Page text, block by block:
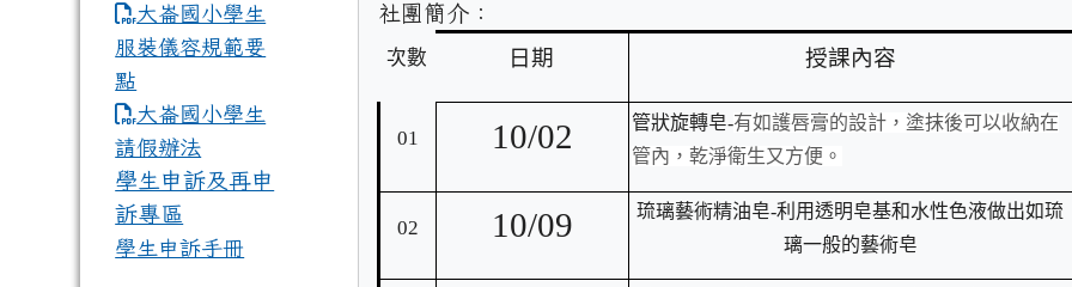
社團簡介：
次數
日期 授課內容
01 10/02 管狀旋轉皂-有如護唇膏的設計，塗抹後可以收納在
管內，乾淨衛生又方便。
02 10/09
琉璃藝術精油皂-利用透明皂基和水性色液做出如琉
璃一般的藝術皂
大崙國小學生
服裝儀容規範要
點
link to https://www.dles.tyc.edu.tw/uploads/tad_blocks/file/
大崙國小學生
請假辦法
學生申訴及再申
訴專區
學生申訴手冊